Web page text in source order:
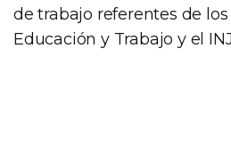
de trabajo referentes de
Educación y Trabajo y el